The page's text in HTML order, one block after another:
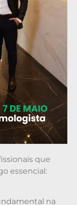
que
essencial:
na